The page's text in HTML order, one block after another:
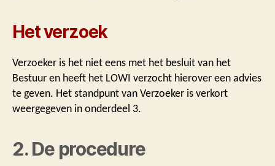
Het verzoek
Verzoeker is het niet eens met het besluit van het
Bestuur en heeft het LOWI verzocht hierover een advies
te geven. Het standpunt van Verzoeker is verkort
weergegeven in onderdeel 3.
2. De procedure